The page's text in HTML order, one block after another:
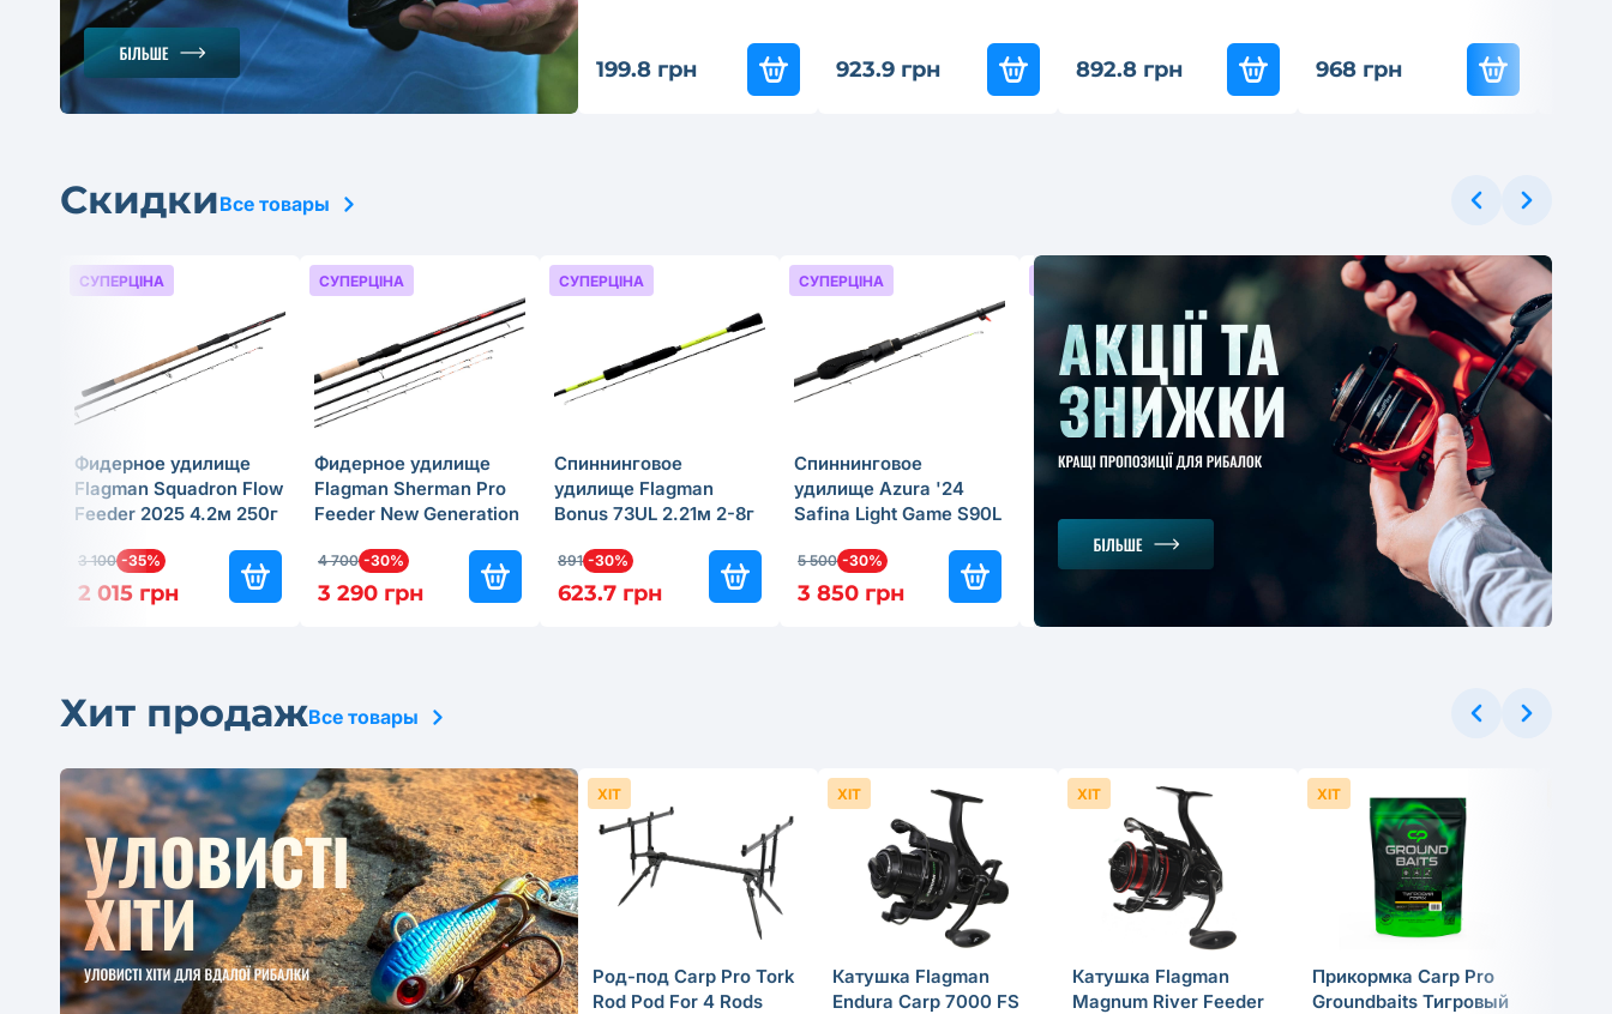
199.8 грн 923.9 грн 892.8 грн 968 грн
СкидкиВсе товары
Катушка Flagman
Avenger Bolo 2000
Front Plastic Spool 1BB
СУПЕРЦІНА
Спиннинговое
удилище Azura '24
Safina Light Game S90L
5 500 -30%
3 850 грн
СУПЕРЦІНА
Спиннинговое
удилище Flagman
Bonus 73UL 2.21м 2-8г
891 -30%
623.7 грн
СУПЕРЦІНА
Фидерное удилище
Flagman Sherman Pro
Feeder New Generation
4 700 -30%
3 290 грн
СУПЕРЦІНА
Фидерное удилище
Flagman Squadron Flow
Feeder 2025 4.2м 250г
3 100 -35%
2 015 грн
СУПЕРЦІНА
Хит продажВсе товары
Род-под Carp Pro Tork
Rod Pod For 4 Rods
ХІТ
Катушка Flagman
Endura Carp 7000 FS
ХІТ
Катушка Flagman
Magnum River Feeder
ХІТ
Прикормка Carp Pro
Groundbaits Тигровый
ХІТ